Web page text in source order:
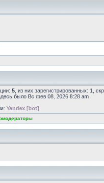
5 , из них зарегистрированных: 1,
было Вс фев 08, 2026 8:28 am
Yandex [bot]